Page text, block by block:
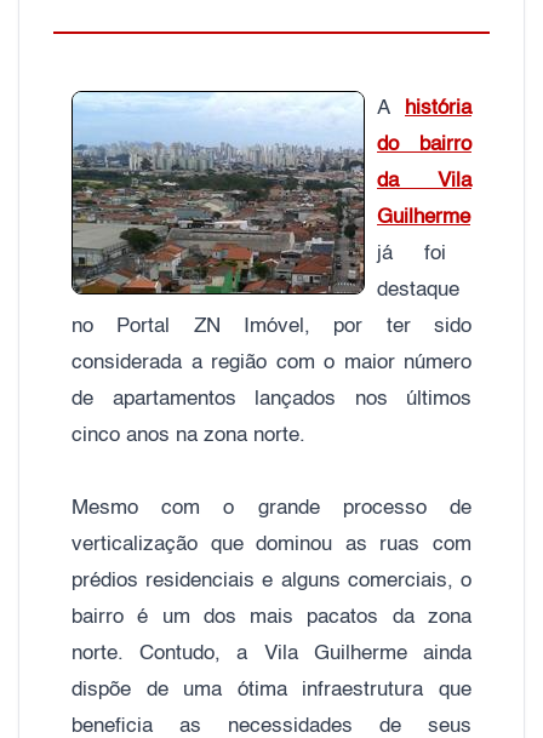
A
história
do bairro
da Vila
Guilherme
já foi
destaque
no Portal ZN Imóvel, por ter sido
considerada a região com o maior número
de apartamentos lançados nos últimos
cinco anos na zona norte.
Mesmo com o grande processo de
verticalização que dominou as ruas com
prédios residenciais e alguns comerciais, o
bairro é um dos mais pacatos da zona
norte. Contudo, a Vila Guilherme ainda
dispõe de uma ótima infraestrutura que
beneficia as necessidades de seus